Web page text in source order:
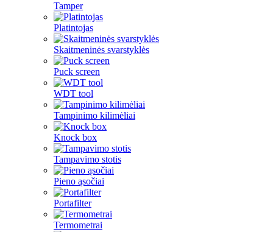
Tamper
Platintojas
Skaitmeninės svarstyklės
Puck screen
WDT tool
Tampinimo kilimėliai
Knock box
Tampavimo stotis
Pieno ąsočiai
Portafilter
Termometrai